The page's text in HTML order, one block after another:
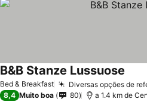
Bed & Breakfast Diversas opções de
B&B Stanze Lussuose
8,4 Muito boa 80 a 1.4 km de